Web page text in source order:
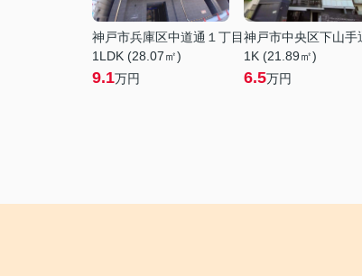
神戸市兵庫区中道通１丁目
1LDK (28.07㎡)
9.1万円
神戸市中央区下山手
1K (21.89㎡)
6.5万円